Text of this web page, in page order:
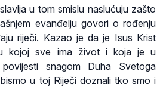
u tom smislu naslućuju zašto
evanđelju govori o rođenju
riječi. Kazao je da je Isus Krist
kojoj sve ima život i koja je u
snagom Duha Svetoga
u toj Riječi doznali tko smo i